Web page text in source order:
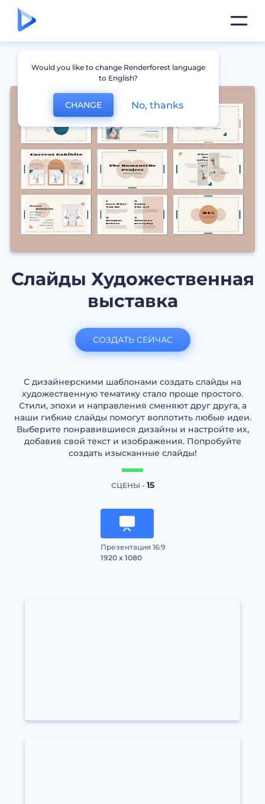
Слайды Художественная
выставка
С дизайнерскими шаблонами создать слайды на
художественную тематику стало проще простого.
Стили, эпохи и направления сменяют друг друга, а
наши гибкие слайды помогут воплотить любые идеи.
Выберите понравившиеся дизайны и настройте их,
добавив свой текст и изображения. Попробуйте
создать изысканные слайды!
СЦЕНЫ - 15
Презентация 16:9
1920 x 1080
СОЗДАТЬ СЕЙЧАС
Would you like to change Renderforest language
to English?
CHANGE No, thanks